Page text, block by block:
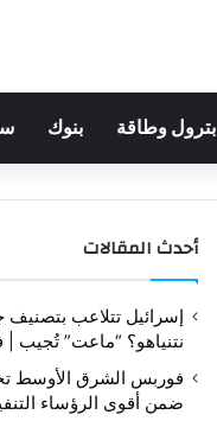
بترول وطاقة بنوك
أحدث المقالات
إسرائيل تتلاعب
نتنياهو؟ “ماعت” تُجيب |
فوربس الشرق الأوسط
ضمن أقوى الرؤساء